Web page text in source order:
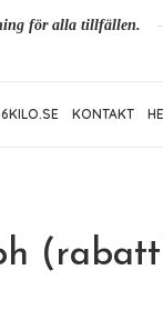
för alla tillfällen.
KONTAKT